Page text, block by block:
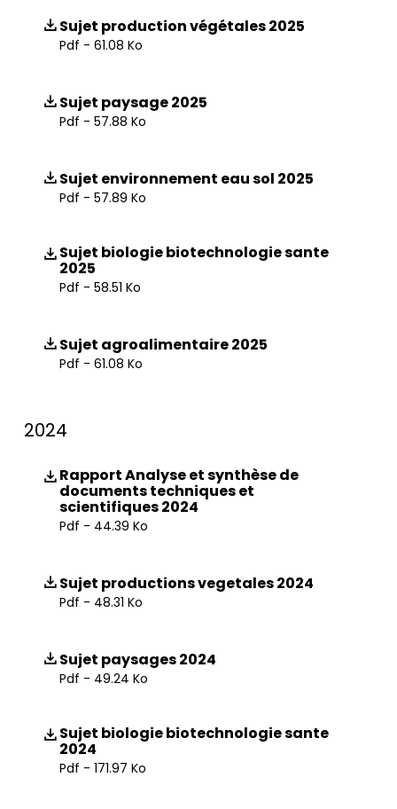
Sujet production végétales 2025
Pdf - 61.08 Ko
Sujet paysage 2025
Pdf - 57.88 Ko
Sujet environnement eau sol 2025
Pdf - 57.89 Ko
Sujet biologie biotechnologie sante
2025
Pdf - 58.51 Ko
Sujet agroalimentaire 2025
Pdf - 61.08 Ko
2024
Rapport Analyse et synthèse de
documents techniques et
scientifiques 2024
Pdf - 44.39 Ko
Sujet productions vegetales 2024
Pdf - 48.31 Ko
Sujet paysages 2024
Pdf - 49.24 Ko
Sujet biologie biotechnologie sante
2024
Pdf - 171.97 Ko